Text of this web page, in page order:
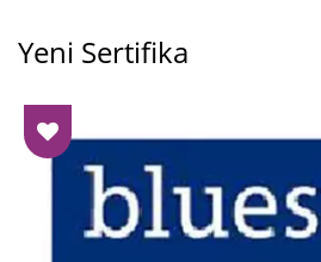
Yeni Sertifika